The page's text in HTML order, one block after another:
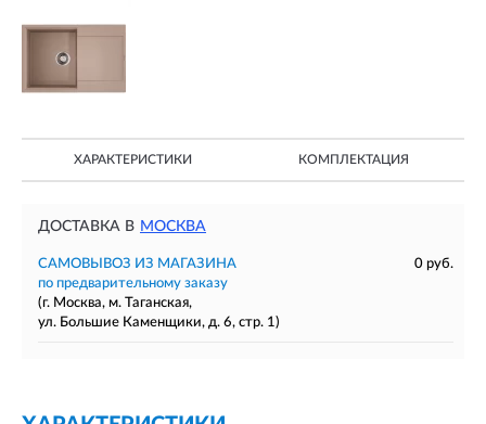
ХАРАКТЕРИСТИКИ КОМПЛЕКТАЦИЯ
ДОСТАВКА В МОСКВА
САМОВЫВОЗ ИЗ МАГАЗИНА
0 руб.
по предварительному заказу
(г. Москва, м. Таганская,
ул. Большие Каменщики, д. 6, стр. 1)